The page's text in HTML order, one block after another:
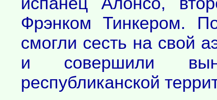
Фрэнком Тинкером.
смогли сесть на свой
и совершили
республиканской